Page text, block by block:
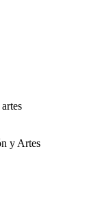
y Artes